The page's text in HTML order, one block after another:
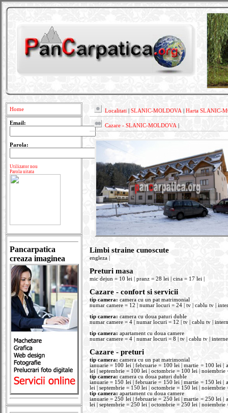
Home
Email:
Parola:
Utilizator nou
Parola uitata
Pancarpatica
creaza imaginea
Localitati SLANIC-MOLDOVA Harta SLANIC-
Cazare - SLANIC-MOLDOVA
Limbi straine cunoscute
engleza |
Preturi masa
mic dejun = 10 lei | pranz = 28 lei | cina = 17 lei |
Cazare - confort si servicii
tip camera: camera cu un pat matrimonial
numar camere = 12 | numar locuri = 24 | tv | cablu tv |
tip camera: camera cu doua paturi duble
numar camere = 4 | numar locuri = 12 | tv | cablu tv |
tip camera: apartament cu doua camere
numar camere = 4 | numar locuri = 8 | tv | cablu tv |
Cazare - preturi
tip camera: camera cu un pat matrimonial
ianuarie = 100 lei | februarie = 100 lei | martie = 100 lei
lei | septembrie = 100 lei | octombrie = 100 lei | noiembrie
tip camera: camera cu doua paturi duble
ianuarie = 150 lei | februarie = 150 lei | martie = 150 lei
lei | septembrie = 150 lei | octombrie = 150 lei | noiembrie
tip camera: apartament cu doua camere
ianuarie = 250 lei | februarie = 250 lei | martie = 250 lei
lei | septembrie = 250 lei | octombrie = 250 lei | noiembrie